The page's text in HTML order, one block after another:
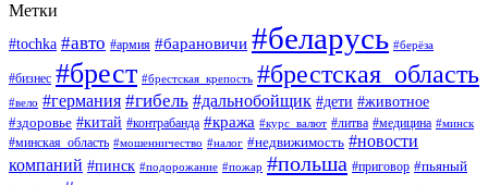
Метки
#tochka #авто #армия #барановичи #беларусь #берёза
#бизнес #брест #брестская_крепость #брестская_область
#вело #германия #гибель #дальнобойщик #дети #животное
#здоровье #китай #контрабанда #кража #курс_валют #литва #медицина #минск
#минская_область #мошенничество #налог #недвижимость #новости
компаний #пинск #подорожание #пожар #польша #приговор #пьяный